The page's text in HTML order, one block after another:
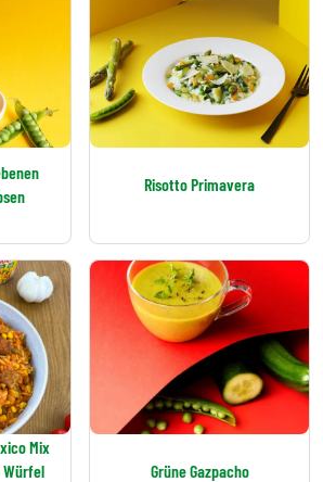
Risotto Primavera
Mix
Würfel
Grüne Gazpacho